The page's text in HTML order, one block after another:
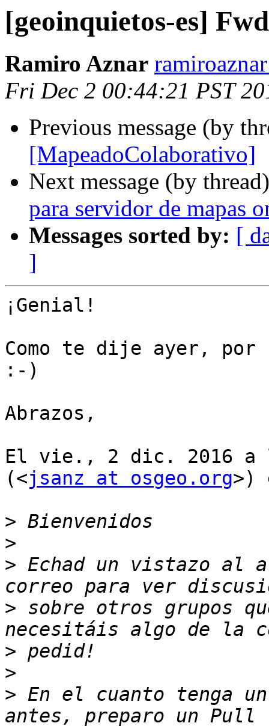
[geoinquietos-es]
Ramiro Aznar
Fri Dec 2 00:44:21 PST
Previous message (by
[MapeadoColaborativo]
Next message (by
para servidor de mapas
Messages sorted by: [
]
¡Genial!
Como te dije ayer, por
:-)
Abrazos,
El vie., 2 dic. 2016 a
(<jsanz at osgeo.org>)
>
>
> Echad un vistazo al
> sobre otros grupos
>
>
> En el cuanto tenga